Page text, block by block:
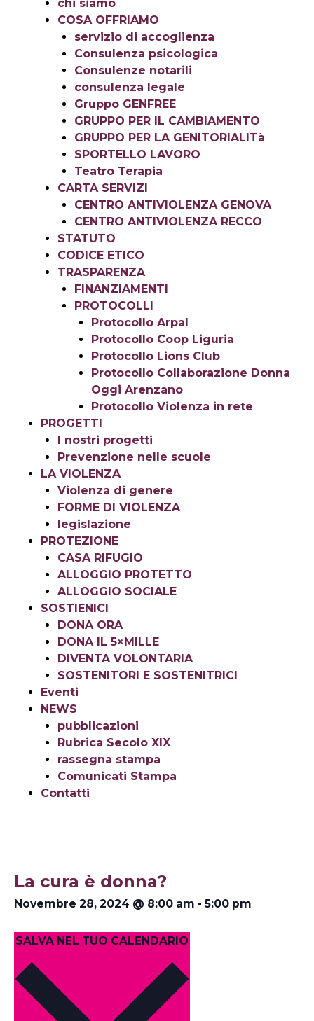
chi siamo
COSA OFFRIAMO
servizio di accoglienza
Consulenza psicologica
Consulenze notarili
consulenza legale
Gruppo GENFREE
GRUPPO PER IL CAMBIAMENTO
GRUPPO PER LA GENITORIALITà
SPORTELLO LAVORO
Teatro Terapia
CARTA SERVIZI
CENTRO ANTIVIOLENZA GENOVA
CENTRO ANTIVIOLENZA RECCO
STATUTO
CODICE ETICO
TRASPARENZA
FINANZIAMENTI
PROTOCOLLI
Protocollo Arpal
Protocollo Coop Liguria
Protocollo Lions Club
Protocollo Collaborazione Donna
Oggi Arenzano
Protocollo Violenza in rete
PROGETTI
I nostri progetti
Prevenzione nelle scuole
LA VIOLENZA
Violenza di genere
FORME DI VIOLENZA
legislazione
PROTEZIONE
CASA RIFUGIO
ALLOGGIO PROTETTO
ALLOGGIO SOCIALE
SOSTIENICI
DONA ORA
DONA IL 5×MILLE
DIVENTA VOLONTARIA
SOSTENITORI E SOSTENITRICI
Eventi
NEWS
pubblicazioni
Rubrica Secolo XIX
rassegna stampa
Comunicati Stampa
Contatti
La cura è donna?
Novembre 28, 2024 @ 8:00 am - 5:00 pm